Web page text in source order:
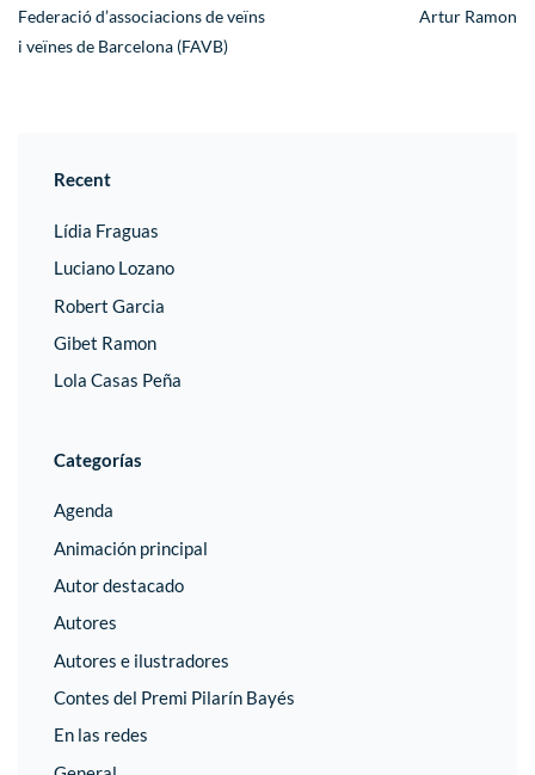
Federació d’associacions de veïns
i veïnes de Barcelona (FAVB)
Artur Ramon
Recent
Lídia Fraguas
Luciano Lozano
Robert Garcia
Gibet Ramon
Lola Casas Peña
Categorías
Agenda
Animación principal
Autor destacado
Autores
Autores e ilustradores
Contes del Premi Pilarín Bayés
En las redes